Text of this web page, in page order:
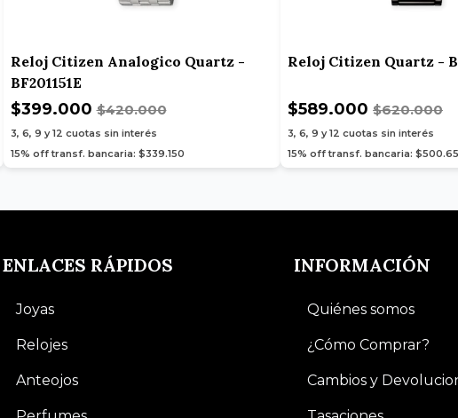
Reloj Citizen Analogico Quartz -
BF201151E
$399.000$420.000
3, 6, 9 y 12 cuotas sin interés
15% off transf. bancaria: $339.150
Reloj Citizen Quartz -
$589.000 $620.000
3, 6, 9 y 12 cuotas sin interés
15% off transf. bancaria:
ENLACES RÁPIDOS
Joyas
Relojes
Anteojos
INFORMACIÓN
Quiénes somos
¿Cómo Comprar?
Cambios y